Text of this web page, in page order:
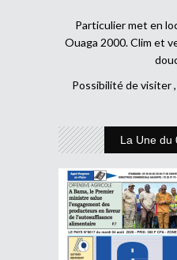
Particulier met en
Ouaga 2000. Clim et
Possibilité de visiter
La Une du